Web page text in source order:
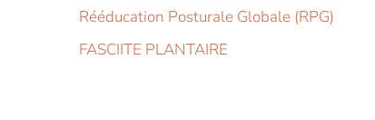
Rééducation Posturale Globale (RPG)
FASCIITE PLANTAIRE